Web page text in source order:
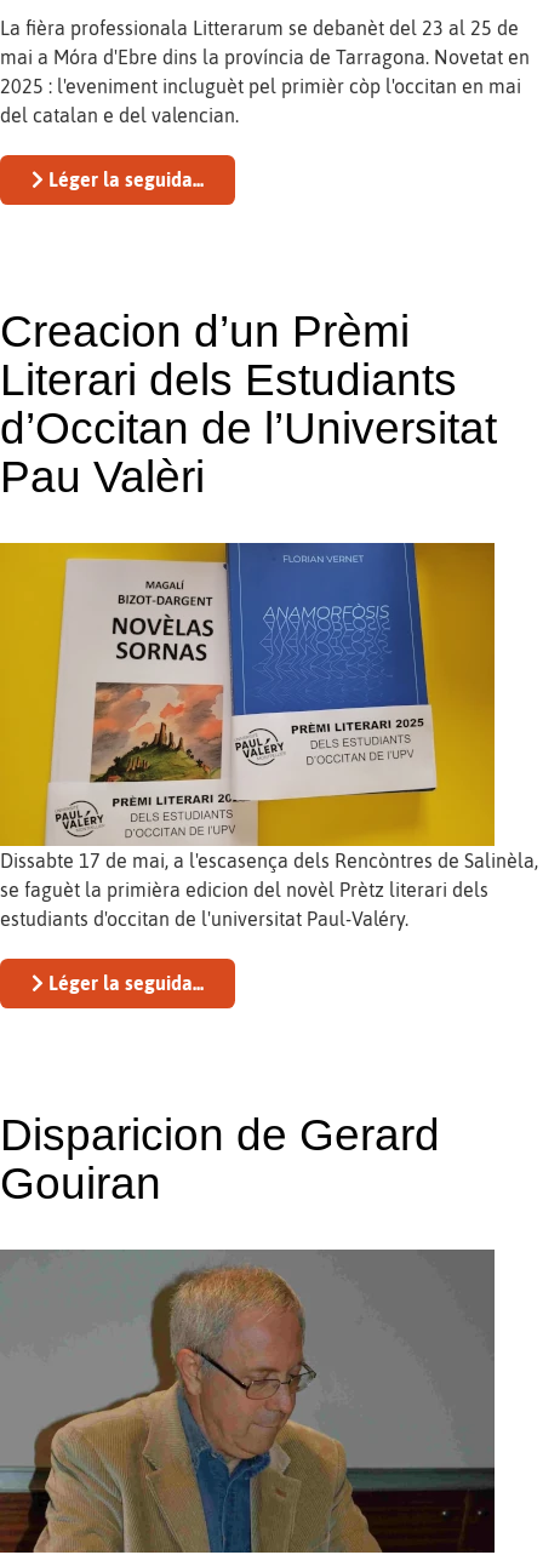
La fièra professionala Litterarum se debanèt del 23 al 25 de
mai a Móra d'Ebre dins la província de Tarragona. Novetat en
2025 : l'eveniment incluguèt pel primièr còp l'occitan en mai
del catalan e del valencian.
Léger la seguida...
Creacion d’un Prèmi
Literari dels Estudiants
d’Occitan de l’Universitat
Pau Valèri
Dissabte 17 de mai, a l'escasença dels Rencòntres de Salinèla,
se faguèt la primièra edicion del novèl Prètz literari dels
estudiants d'occitan de l'universitat Paul-Valéry.
Léger la seguida...
Disparicion de Gerard
Gouiran